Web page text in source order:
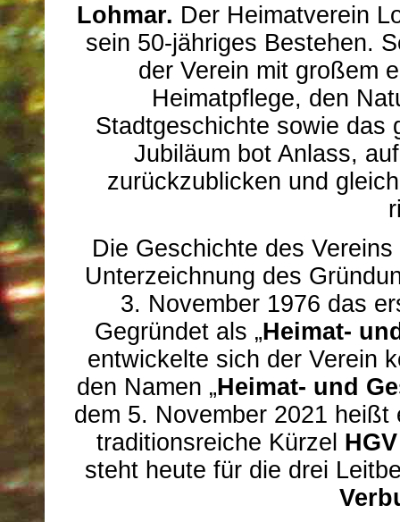
Lohmar. Der Heimatverein
sein 50-jähriges Bestehen.
der Verein mit großem
Heimatpflege, den
Stadtgeschichte sowie das
Jubiläum bot Anlass,
zurückzublicken und
Die Geschichte des
Unterzeichnung des
3. November 1976 das
Gegründet als „Heimat-
entwickelte sich der Verein
den Namen „Heimat- und
dem 5. November 2021
traditionsreiche Kürzel HGV
steht heute für die drei